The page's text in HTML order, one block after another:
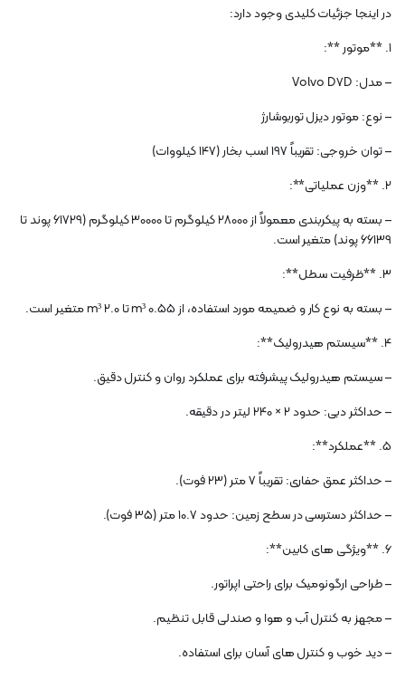
در اینجا جزئیات کلیدی وجود دارد:
1. **موتور **:
– مدل: Volvo D7D
– نوع: موتور دیزل توربوشارژ
– توان خروجی: تقریباً 197 اسب بخار (147 کیلووات)
2. **وزن عملیاتی**:
– بسته به پیکربندی معمولاً از 28000 کیلوگرم تا 30000 کیلوگرم (61729 پوند تا
66139 پوند) متغیر است.
3. **ظرفیت سطل**:
– بسته به نوع کار و ضمیمه مورد استفاده، از 0.55 m³ تا 2.0 m³ متغیر است.
4. **سیستم هیدرولیک**:
– سیستم هیدرولیک پیشرفته برای عملکرد روان و کنترل دقیق.
– حداکثر دبی: حدود 2 × 240 لیتر در دقیقه.
5. **عملکرد**:
– حداکثر عمق حفاری: تقریباً 7 متر (23 فوت).
– حداکثر دسترسی در سطح زمین: حدود 10.7 متر (35 فوت).
6. **ویژگی های کابین**:
– طراحی ارگونومیک برای راحتی اپراتور.
– مجهز به کنترل آب و هوا و صندلی قابل تنظیم.
– دید خوب و کنترل های آسان برای استفاده.